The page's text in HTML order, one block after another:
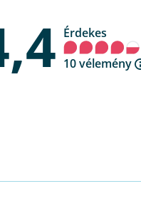
Érdekes
10 vélemény